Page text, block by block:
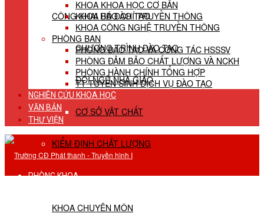
CÔNG KHAI HĐ ĐÀO TẠO
CHƯƠNG TRÌNH ĐÀO TẠO
ĐỘI NGŨ NHÀ GIÁO
CƠ SỞ VẬT CHẤT
KIỂM ĐỊNH CHẤT LƯỢNG
PHÒNG KHOA
KHOA CHUYÊN MÔN
KHOA KHOA HỌC CƠ BẢN
KHOA BÁO CHÍ TRUYỀN THÔNG
KHOA CÔNG NGHỆ TRUYỀN THÔNG
PHÒNG BAN
PHÒNG ĐÀO TẠO VÀ CÔNG TÁC HSSSV
PHÒNG ĐẢM BẢO CHẤT LƯỢNG VÀ NCKH
PHÒNG HÀNH CHÍNH TỔNG HỢP
TT TUYỂN SINH DỊCH VỤ ĐÀO TẠO
NGHIÊN CỨU KHOA HỌC
VĂN BẢN
THƯ VIỆN